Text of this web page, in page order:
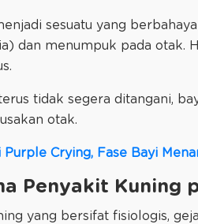
sesuatu yang
dan menumpuk pada otak.
tidak segera ditangani,
otak.
Purple Crying, Fase Bayi
Penyakit Kuning
yang bersifat fisiologis,